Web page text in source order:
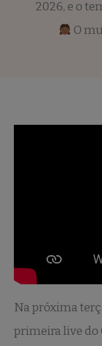
2026, e o
O
Na próxima
primeira live do